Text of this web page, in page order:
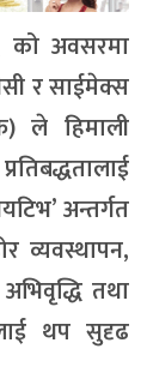
को अवसरमा
र साईमेक्स
ले हिमाली
अन्तर्गत
व्यवस्थापन,
तथा
थप सुदृढ